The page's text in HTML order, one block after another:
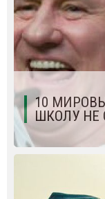
10
ШКОЛУ НЕ